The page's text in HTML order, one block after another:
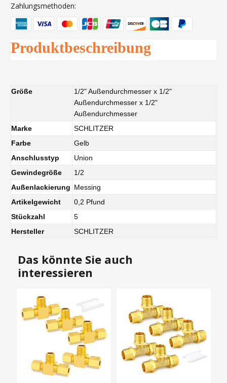
Zahlungsmethoden:
Produktbeschreibung
Größe
1/2" Außendurchmesser x 1/2"
Außendurchmesser x 1/2"
Außendurchmesser
Marke
SCHLITZER
Farbe
Gelb
Anschlusstyp
Union
Gewindegröße
1/2
Außenlackierung Messing
Artikelgewicht
0,2 Pfund
Stückzahl
5
Hersteller
SCHLITZER
Das könnte Sie auch
interessieren